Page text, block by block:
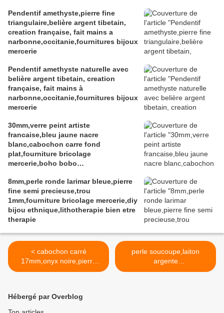
Pendentif amethyste,pierre fine
triangulaire,belière argent tibetain,
creation française, fait mains a
narbonne,occitanie,fournitures bijoux
mercerie
Pendentif amethyste naturelle avec
belière argent tibetain, creation
française, fait mains à
narbonne,occitanie,fournitures bijoux
mercerie
30mm,verre peint artiste
francaise,bleu jaune nacre
blanc,cabochon carre fond
plat,fourniture bricolage
mercerie,boho bobo
portable,soutenir l ukraine,art
audois,sud de france
8mm,perle ronde larimar bleue,pierre
fine semi precieuse,trou
1mm,fourniture bricolage mercerie,diy
bijou ethnique,lithotherapie bien etre
therapie
< cabochon carré
17mm,onyx noire,pierre
gemme semi
mercerie,diy bijou
perle soucoupe,laiton
argente
vieilli,6x4mm,calotte
Hébergé par Overblog